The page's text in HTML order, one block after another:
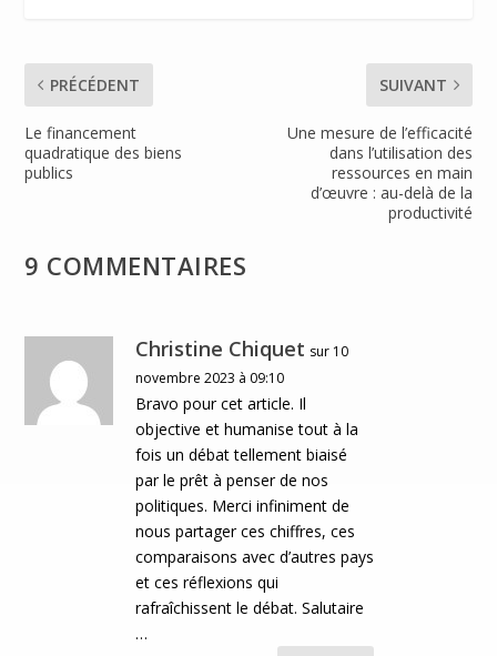
PRÉCÉDENT
Le financement
quadratique des biens
publics
SUIVANT
Une mesure de l’efficacité
dans l’utilisation des
ressources en main
d’œuvre : au-delà de la
productivité
9 COMMENTAIRES
Christine Chiquet sur 10
novembre 2023 à 09:10
Bravo pour cet article. Il
objective et humanise tout à la
fois un débat tellement biaisé
par le prêt à penser de nos
politiques. Merci infiniment de
nous partager ces chiffres, ces
comparaisons avec d’autres pays
et ces réflexions qui
rafraîchissent le débat. Salutaire
…